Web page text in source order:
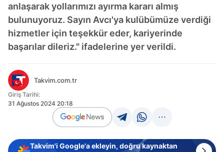
anlaşarak yollarımızı ayırma kararı almış
bulunuyoruz. Sayın Avcı'ya kulübümüze verdiği
hizmetler için teşekkür eder, kariyerinde
başarılar dileriz." ifadelerine yer verildi.
Takvim.com.tr
Giriş Tarihi:
31 Ağustos 2024 20:18
Takvim'i Google'a ekleyin, doğru kaynaktan